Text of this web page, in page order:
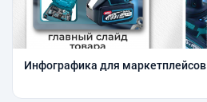
Инфографика для маркетплейсов